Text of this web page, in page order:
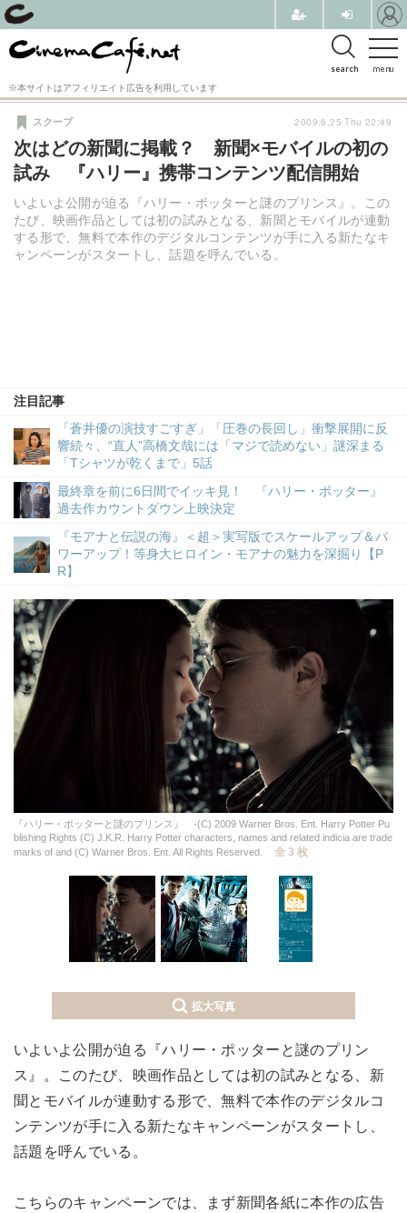
menu
search
※本サイトはアフィリエイト広告を利用しています
次はどの新聞に掲載？ 新聞×モバイルの初の
試み 『ハリー』携帯コンテンツ配信開始
いよいよ公開が迫る『ハリー・ポッターと謎のプリンス』。この
たび、映画作品としては初の試みとなる、新聞とモバイルが連動
する形で、無料で本作のデジタルコンテンツが手に入る新たなキ
ャンペーンがスタートし、話題を呼んでいる。
スクープ
注目記事
「蒼井優の演技すごすぎ」「圧巻の長回し」衝撃展開に反
響続々、“直人”高橋文哉には「マジで読めない」謎深まる
「Tシャツが乾くまで」5話
最終章を前に6日間でイッキ見！ 『ハリー・ポッター』
過去作カウントダウン上映決定
『モアナと伝説の海』＜超＞実写版でスケールアップ＆パ
ワーアップ！等身大ヒロイン・モアナの魅力を深掘り【P
R】
2009.6.25 Thu 22:49
『ハリー・ポッターと謎のプリンス』 -(C) 2009 Warner Bros. Ent. Harry Potter Pu
blishing Rights (C) J.K.R. Harry Potter characters, names and related indicia are trade
marks of and (C) Warner Bros. Ent. All Rights Reserved.
全 3 枚
拡大写真
いよいよ公開が迫る『ハリー・ポッターと謎のプリン
ス』。このたび、映画作品としては初の試みとなる、新
聞とモバイルが連動する形で、無料で本作のデジタルコ
ンテンツが手に入る新たなキャンペーンがスタートし、
話題を呼んでいる。
こちらのキャンペーンでは、まず新聞各紙に本作の広告